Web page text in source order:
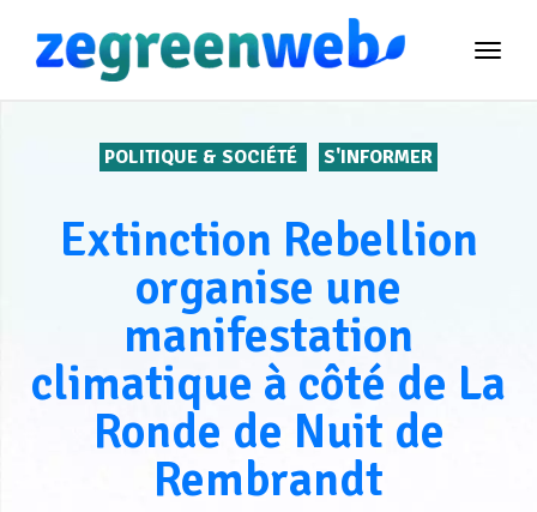
POLITIQUE & SOCIÉTÉ S'INFORMER
Extinction Rebellion
organise une
manifestation
climatique à côté de La
Ronde de Nuit de
Rembrandt